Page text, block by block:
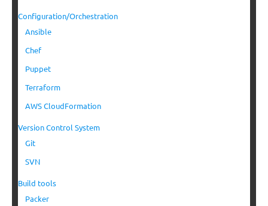
Configuration/Orchestration
Ansible
Chef
Puppet
Terraform
AWS CloudFormation
Version Control System
Git
SVN
Build tools
Packer